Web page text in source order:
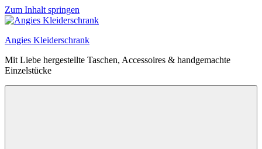
Zum Inhalt springen
Angies Kleiderschrank
Mit Liebe hergestellte Taschen, Accessoires & handgemachte
Einzelstücke